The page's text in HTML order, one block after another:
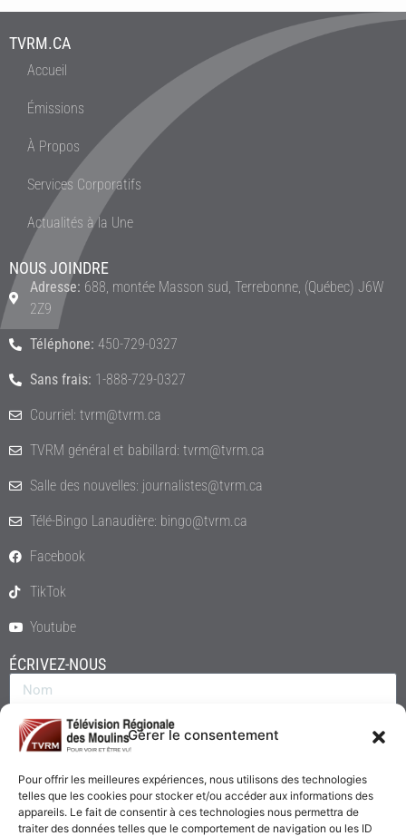
Gérer le consentement
Pour offrir les meilleures expériences, nous utilisons des technologies
telles que les cookies pour stocker et/ou accéder aux informations des
appareils. Le fait de consentir à ces technologies nous permettra de
traiter des données telles que le comportement de navigation ou les ID
TVRM.CA
Accueil
Émissions
À Propos
Services Corporatifs
Actualités à la Une
NOUS JOINDRE
Adresse: 688, montée Masson sud, Terrebonne, (Québec) J6W
2Z9
Téléphone: 450-729-0327
Sans frais: 1-888-729-0327
Courriel: tvrm@tvrm.ca
TVRM général et babillard: tvrm@tvrm.ca
Salle des nouvelles: journalistes@tvrm.ca
Télé-Bingo Lanaudière: bingo@tvrm.ca
Facebook
TikTok
Youtube
ÉCRIVEZ-NOUS